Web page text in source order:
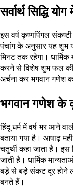
सर्वार्थ सिद्धि
इस वर्ष कृष्णपिंगल संकष्टी
पंचांग के अनुसार यह
मिनट तक रहेगा।
करने से विशेष शुभ फल की
अर्चना कर भगवान गणेश
भगवान गणेश के
हिंदू धर्म में वर्ष भर आने
बताया गया है। आषाढ़
चतुर्थी कहा जाता है।
जाती है। धार्मिक
बड़े से बड़े संकट दूर होने
बनते हैं।